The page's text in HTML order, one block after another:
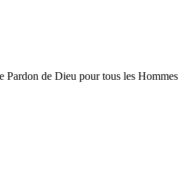
de Dieu pour tous les